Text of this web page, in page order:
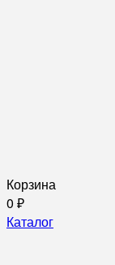
Корзина
0 ₽
Каталог